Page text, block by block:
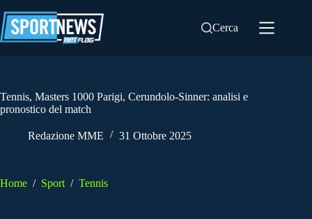
al
contenuto
Cerca
Tennis, Masters 1000 Parigi, Cerundolo-Sinner: analisi e
pronostico del match
Redazione MME 31 Ottobre 2025
Home / Sport / Tennis